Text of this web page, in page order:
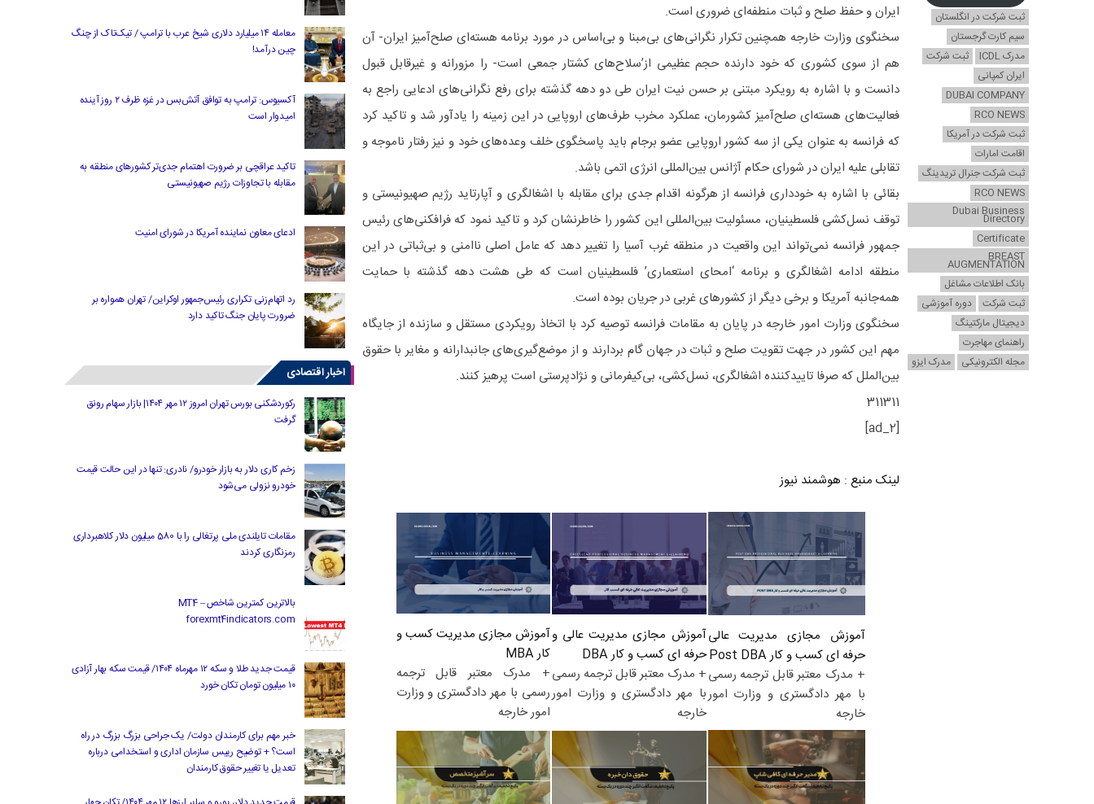
ایران و حفظ صلح و ثبات منطفه‌ای ضروری است.
سخنگوی وزارت خارجه همچنین تکرار نگرانی‌های بی‌مبنا و بی‌اساس در مورد برنامه هسته‌ای صلح‌آمیز ایران- آن
هم از سوی کشوری که خود دارنده حجم عظیمی از’سلاح‌های کشتار جمعی است- را مزورانه و غیرقابل قبول
دانست و با اشاره به رویکرد مبتنی بر حسن نیت ایران طی دو دهه گذشته برای رفع نگرانی‌های ادعایی راجع به
فعالیت‌های هسته‌ای صلح‌آمیز کشورمان، عملکرد مخرب طرف‌های اروپایی در این زمینه را یادآور شد و تاکید کرد
که فرانسه به عنوان یکی از سه کشور اروپایی عضو برجام باید پاسخگوی خلف وعده‌های خود و نیز رفتار ناموجه و
تقابلی علیه ایران در شورای حکام آژانس بین‌المللی انرژی اتمی باشد.
بقائی با اشاره به خودداری فرانسه از هرگونه اقدام جدی برای مقابله با اشغالگری و آپارتاید رژیم صهیونیستی و
توقف نسل‌کشی فلسطینیان، مسئولیت بین‌المللی این کشور را خاطرنشان کرد و تاکید نمود که فرافکنی‌های رئیس
جمهور فرانسه نمی‌تواند این واقعیت‌ در منطقه غرب آسیا را تغییر دهد که عامل اصلی ناامنی و بی‌ثباتی در این
منطقه ادامه اشغالگری و برنامه ‘امحای استعماری’ فلسطینیان است که طی هشت دهه گذشته با حمایت
همه‌جانبه آمریکا و برخی دیگر از کشورهای غربی در جریان بوده است.
سخنگوی وزارت امور خارجه در پایان به مقامات فرانسه توصیه کرد با اتخاذ رویکردی مستقل و سازنده از جایگاه
مهم این کشور در جهت تقویت صلح و ثبات در جهان گام بردارند و از موضع‌گیری‌های جانبدارانه و مغایر با حقوق
بین‌الملل که صرفا تاییدکننده اشغالگری، نسل‌کشی، بی‌کیفرمانی و نژادپرستی است پرهیز کنند.
311311
[ad_2]
لینک منبع : هوشمند نیوز
آموزش مجازی مدیریت عالی
حرفه ای کسب و کار Post DBA
+ مدرک معتبر قابل ترجمه رسمی
با مهر دادگستری و وزارت امور
خارجه
آموزش مجازی مدیریت عالی و
حرفه ای کسب و کار DBA
+ مدرک معتبر قابل ترجمه رسمی
با مهر دادگستری و وزارت امور
خارجه
آموزش مجازی مدیریت کسب و
کار MBA
+ مدرک معتبر قابل ترجمه
رسمی با مهر دادگستری و وزارت
امور خارجه
ثبت شرکت در انگلستان
سیم کارت گرجستان
مدرک ICDL
ثبت شرکت
ایران کمپانی
DUBAI COMPANY
RCO NEWS
ثبت شرکت در آمریکا
اقامت امارات
ثبت شرکت جنرال تریدینگ
RCO NEWS
Dubai Business
Directory
Certificate
BREAST
AUGMENTATION
بانک اطلاعات مشاغل
ثبت شرکت
دوره آموزشی
دیجیتال مارکتینگ
راهنمای مهاجرت
مجله الکترونیکی
مدرک ایزو
معامله ۱۴ میلیارد دلاری شیخ عرب با ترامپ / تیک‌تاک از چنگ
چین درآمد!
آکسیوس: ترامپ به توافق آتش‌بس در غزه ظرف ۲ روز آینده
امیدوار است
تاکید عراقچی بر ضرورت اهتمام جدی‌تر کشورهای منطقه به
مقابله با تجاوزات رژیم صهیونیستی
ادعای معاون نماینده آمریکا در شورای امنیت
رد اتهام‌زنی تکراری رئیس‌جمهور اوکراین/ تهران همواره بر
ضرورت پایان جنگ تاکید دارد
اخبار اقتصادی
رکوردشکنی بورس تهران امروز ۱۲ مهر ۱۴۰۴| بازار سهام رونق
گرفت
زخم کاری دلار به بازار خودرو/ نادری: تنها در این حالت قیمت
خودرو نزولی می‌شود
مقامات تایلندی ملی پرتغالی را با 580 میلیون دلار کلاهبرداری
رمزنگاری کردند
بالاترین کمترین شاخص MT4 –
forexmt4indicators.com
قیمت جدید طلا و سکه ۱۲ مهرماه ۱۴۰۴/ قیمت سکه بهار آزادی
۱۰ میلیون تومان تکان خورد
خبر مهم برای کارمندان دولت/ یک جراحی بزرگ بزرگ در راه
است؟ + توضیح رییس سازمان اداری و استخدامی درباره
تعدیل یا تغییر حقوق کارمندان